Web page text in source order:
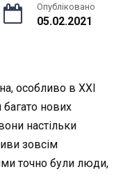
Опубліковано
05.02.2021
особливо в ХХІ
багато нових
настільки
зовсім
точно були люди,